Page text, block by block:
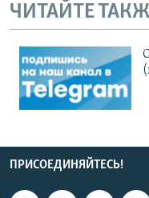
ЧИТАЙТЕ
ПРИСОЕДИНЯЙТЕСЬ!